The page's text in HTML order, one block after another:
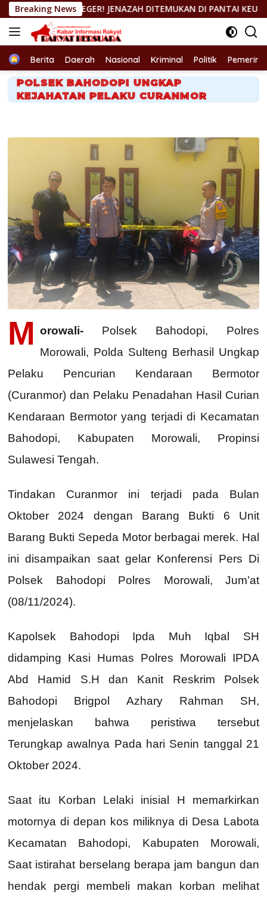
Langsung
ke
konten
Breaking News
JENAZAH DITEMUKAN DI PANTAI KEUREA BAHODOPI,
HomeBerita Daerah Nasional Kriminal Politik
POLSEK BAHODOPI UNGKAP
KEJAHATAN PELAKU CURANMOR
M orowali- Polsek Bahodopi, Polres
Morowali, Polda Sulteng Berhasil Ungkap
Pelaku Pencurian Kendaraan Bermotor
(Curanmor) dan Pelaku Penadahan Hasil Curian
Kendaraan Bermotor yang terjadi di Kecamatan
Bahodopi, Kabupaten Morowali, Propinsi
Sulawesi Tengah.
Tindakan Curanmor ini terjadi pada Bulan
Oktober 2024 dengan Barang Bukti 6 Unit
Barang Bukti Sepeda Motor berbagai merek. Hal
ini disampaikan saat gelar Konferensi Pers Di
Polsek Bahodopi Polres Morowali, Jum’at
(08/11/2024).
Kapolsek Bahodopi Ipda Muh Iqbal SH
didamping Kasi Humas Polres Morowali IPDA
Abd Hamid S.H dan Kanit Reskrim Polsek
Bahodopi Brigpol Azhary Rahman SH,
menjelaskan bahwa peristiwa tersebut
Terungkap awalnya Pada hari Senin tanggal 21
Oktober 2024.
Saat itu Korban Lelaki inisial H memarkirkan
motornya di depan kos miliknya di Desa Labota
Kecamatan Bahodopi, Kabupaten Morowali,
Saat istirahat berselang berapa jam bangun dan
hendak pergi membeli makan korban melihat